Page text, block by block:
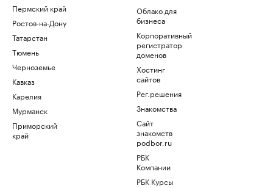
Пермский край
Ростов-на-Дону
Татарстан
Тюмень
Черноземье
Кавказ
Карелия
Мурманск
Приморский
край
Облако для
бизнеса
Корпоративный
регистратор
доменов
Хостинг
сайтов
Рег.решения
Знакомства
Сайт
знакомств
podbor.ru
РБК
Компании
РБК Курсы